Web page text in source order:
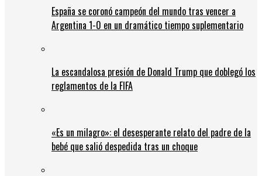
España se coronó campeón del mundo tras vencer a
Argentina 1-0 en un dramático tiempo suplementario
La escandalosa presión de Donald Trump que doblegó los
reglamentos de la FIFA
«Es un milagro»: el desesperante relato del padre de la
bebé que salió despedida tras un choque